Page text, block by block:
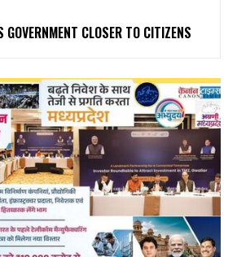
GOVERNMENT CLOSER TO CITIZENS